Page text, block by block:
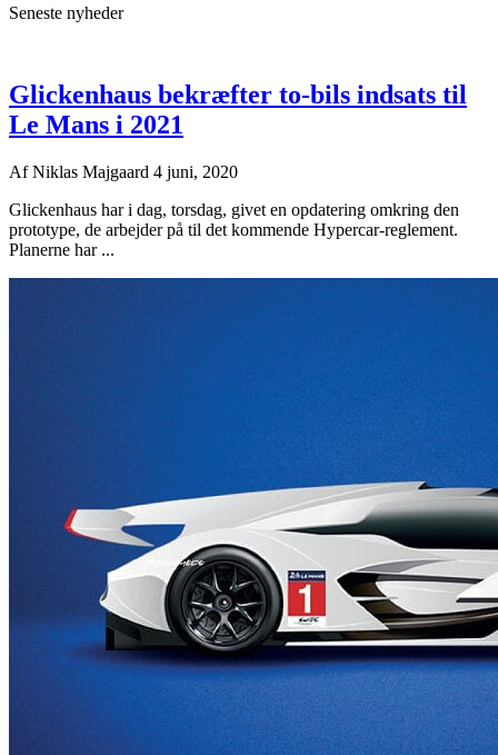
Seneste nyheder
Glickenhaus bekræfter to-bils indsats til
Le Mans i 2021
AfNiklas Majgaard 4 juni, 2020
Glickenhaus har i dag, torsdag, givet en opdatering omkring den
prototype, de arbejder på til det kommende Hypercar-reglement.
Planerne har ...